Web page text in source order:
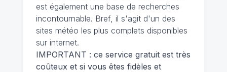
est également une base de recherches
incontournable. Bref, il s'agit d'un des
sites météo les plus complets disponibles
sur internet.
IMPORTANT : ce service gratuit est très
coûteux et si vous êtes fidèles et